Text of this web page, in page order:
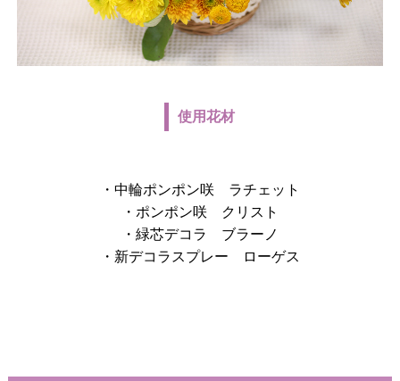
使用花材
・中輪ポンポン咲 ラチェット
・ポンポン咲 クリスト
・緑芯デコラ ブラーノ
・新デコラスプレー ローゲス